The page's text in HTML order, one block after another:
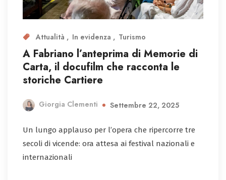
Attualità In evidenza Turismo
A Fabriano l’anteprima di Memorie di
Carta, il docufilm che racconta le
storiche Cartiere
Giorgia Clementi Settembre 22, 2025
Un lungo applauso per l’opera che ripercorre tre
secoli di vicende: ora attesa ai festival nazionali e
internazionali